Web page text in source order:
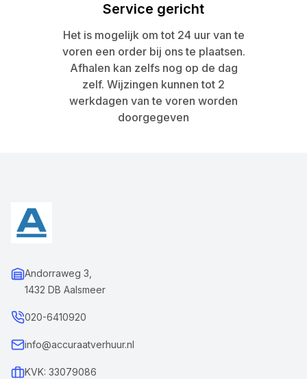
Service gericht
Het is mogelijk om tot 24 uur van te
voren een order bij ons te plaatsen.
Afhalen kan zelfs nog op de dag
zelf. Wijzingen kunnen tot 2
werkdagen van te voren worden
doorgegeven
Andorraweg 3,
1432 DB Aalsmeer
020-6410920
info@accuraatverhuur.nl
KVK: 33079086